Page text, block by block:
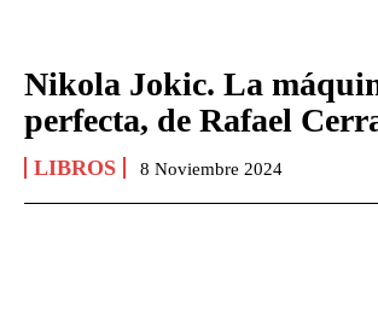
Nikola Jokic. La
perfecta, de Rafael
LIBROS 8 Noviembre 2024